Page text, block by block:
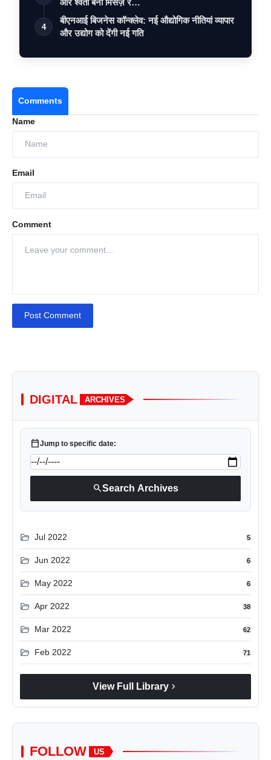
और श्वेता बनीं मिसेज़ र…
4
बीएनआई बिजनेस कॉन्क्लेव: नई औद्योगिक नीतियां व्यापार
और उद्योग को देंगी नई गति
Comments
Name
Email
Comment
Post Comment
DIGITAL ARCHIVES
calendar_todayJump to specific date:
searchSearch Archives
folder_open Jul 2022 5
folder_open Jun 2022 6
folder_open May 2022 6
folder_open Apr 2022 38
folder_open Mar 2022 62
folder_open Feb 2022 71
View Full Library chevron_right
FOLLOW US